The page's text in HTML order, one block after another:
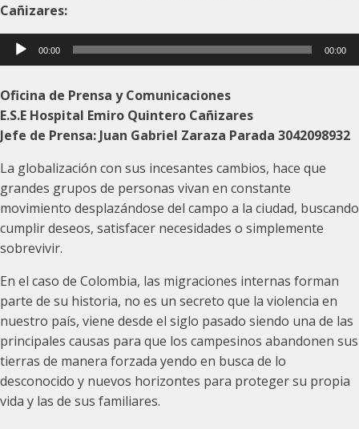
Cañizares:
Reproductor
de
00:00 00:00
Oficina de Prensa y Comunicaciones
E.S.E Hospital Emiro Quintero Cañizares
Jefe de Prensa: Juan Gabriel Zaraza Parada 3042098932
La globalización con sus incesantes cambios, hace que
grandes grupos de personas vivan en constante
movimiento desplazándose del campo a la ciudad, buscando
cumplir deseos, satisfacer necesidades o simplemente
sobrevivir.
En el caso de Colombia, las migraciones internas forman
parte de su historia, no es un secreto que la violencia en
nuestro país, viene desde el siglo pasado siendo una de las
principales causas para que los campesinos abandonen sus
tierras de manera forzada yendo en busca de lo
desconocido y nuevos horizontes para proteger su propia
vida y las de sus familiares.